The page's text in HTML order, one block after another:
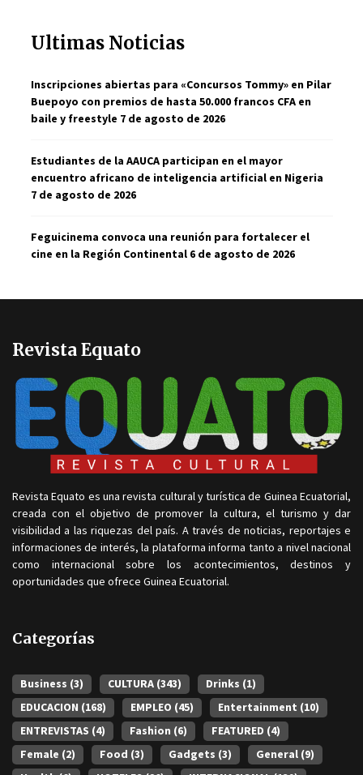
Ultimas Noticias
Inscripciones abiertas para «Concursos Tommy» en Pilar
Buepoyo con premios de hasta 50.000 francos CFA en
baile y freestyle 7 de agosto de 2026
Estudiantes de la AAUCA participan en el mayor
encuentro africano de inteligencia artificial en Nigeria
7 de agosto de 2026
Feguicinema convoca una reunión para fortalecer el
cine en la Región Continental 6 de agosto de 2026
Revista Equato
Revista Equato es una revista cultural y turística de Guinea Ecuatorial,
creada con el objetivo de promover la cultura, el turismo y dar
visibilidad a las riquezas del país. A través de noticias, reportajes e
informaciones de interés, la plataforma informa tanto a nivel nacional
como internacional sobre los acontecimientos, destinos y
oportunidades que ofrece Guinea Ecuatorial.
Categorías
Business (3) CULTURA (343) Drinks (1)
EDUCACION (168) EMPLEO (45) Entertainment (10)
ENTREVISTAS (4) Fashion (6) FEATURED (4)
Female (2) Food (3) Gadgets (3) General (9)